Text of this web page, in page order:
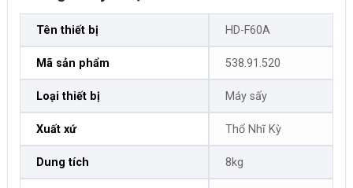
Tên thiết bị HD-F60A
Mã sản phẩm 538.91.520
Loại thiết bị Máy sấy
Xuất xứ Thổ Nhĩ Kỳ
Dung tích 8kg